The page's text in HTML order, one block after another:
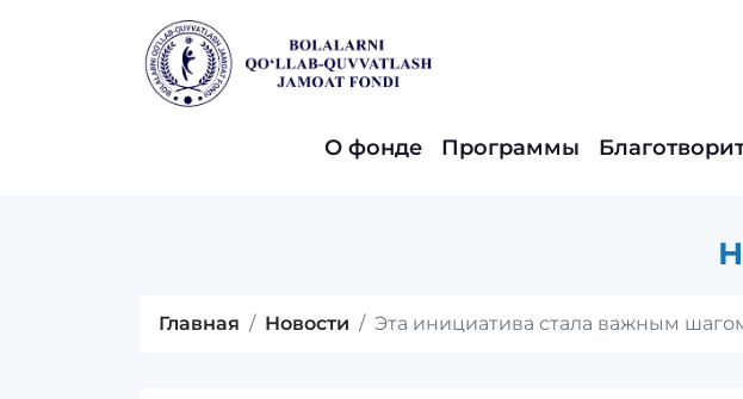
О фонде Программы
Главная Новости Эта инициатива стала важным